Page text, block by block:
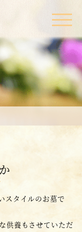
スタイルのお墓で
供養もさせていただ